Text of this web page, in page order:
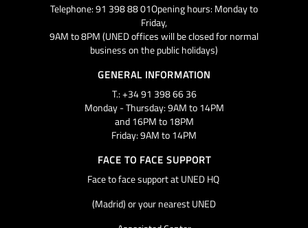
Telephone: 91 398 88 01Opening hours: Monday to
Friday,
9AM to 8PM (UNED offices will be closed for normal
business on the public holidays)
GENERAL INFORMATION
T.: +34 91 398 66 36
Monday - Thursday: 9AM to 14PM
and 16PM to 18PM
Friday: 9AM to 14PM
FACE TO FACE SUPPORT
Face to face support at UNED HQ
(Madrid) or your nearest UNED